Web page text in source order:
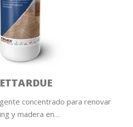
concentrado para renovar
y madera en…